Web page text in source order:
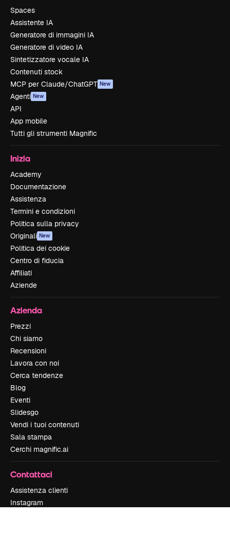
Spaces
Assistente IA
Generatore di immagini IA
Generatore di video IA
Sintetizzatore vocale IA
Contenuti stock
MCP per Claude/ChatGPT New
Agenti New
API
App mobile
Tutti gli strumenti Magnific
Inizia
Academy
Documentazione
Assistenza
Termini e condizioni
Politica sulla privacy
Originali New
Politica dei cookie
Centro di fiducia
Affiliati
Aziende
Azienda
Prezzi
Chi siamo
Recensioni
Lavora con noi
Cerca tendenze
Blog
Eventi
Slidesgo
Vendi i tuoi contenuti
Sala stampa
Cerchi magnific.ai
Contattaci
Assistenza clienti
Instagram